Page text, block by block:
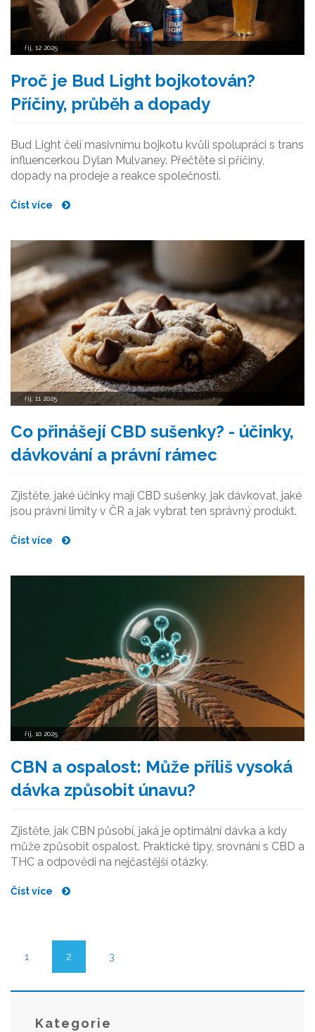
říj, 12 2025
Proč je Bud Light bojkotován?
Příčiny, průběh a dopady
Bud Light čelí masivnímu bojkotu kvůli spolupráci s trans
influencerkou Dylan Mulvaney. Přečtěte si příčiny,
dopady na prodeje a reakce společnosti.
Číst více
říj, 11 2025
Co přinášejí CBD sušenky? - účinky,
dávkování a právní rámec
Zjistěte, jaké účinky mají CBD sušenky, jak dávkovat, jaké
jsou právní limity v ČR a jak vybrat ten správný produkt.
Číst více
říj, 10 2025
CBN a ospalost: Může příliš vysoká
dávka způsobit únavu?
Zjistěte, jak CBN působí, jaká je optimální dávka a kdy
může způsobit ospalost. Praktické tipy, srovnání s CBD a
THC a odpovědi na nejčastější otázky.
Číst více
1 2 3
Kategorie